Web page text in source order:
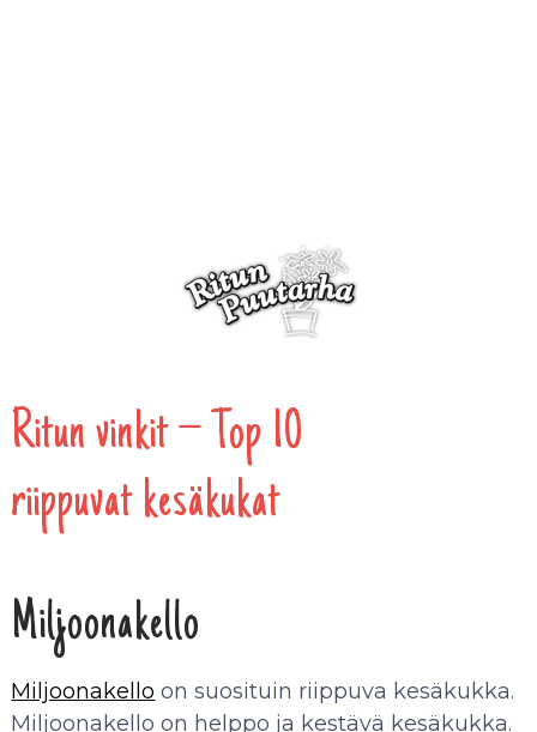
Ritun vinkit – Top 10
riippuvat kesäkukat
Miljoonakello
Miljoonakello on suosituin riippuva kesäkukka.
Miljoonakello on helppo ja kestävä kesäkukka.